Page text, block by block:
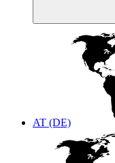
AT (DE)